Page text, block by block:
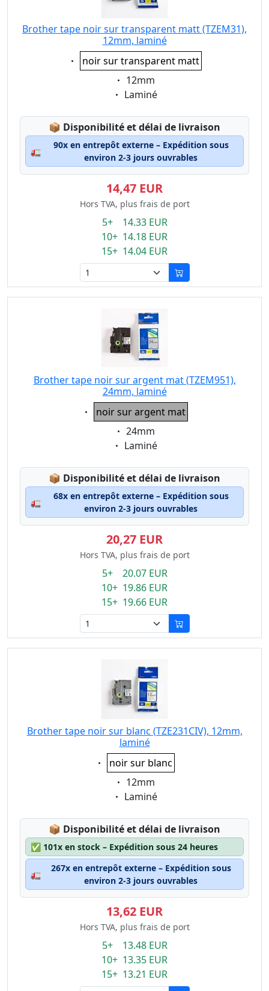
Brother tape noir sur transparent matt (TZEM31),
12mm, laminé
Eigenschaft:
noir sur transparent matt
Eigenschaft:
12mm
Eigenschaft:
Laminé
📦 Lagerstatus:
Disponibilité et délai de livraison
🚛
90x en entrepôt externe – Expédition sous
environ 2-3 jours ouvrables
14,47 EUR
Hors TVA, plus frais de port
5+ 14.33 EUR
10+ 14.18 EUR
15+ 14.04 EUR
Brother tape noir sur argent mat (TZEM951),
24mm, laminé
Eigenschaft:
noir sur argent mat
Eigenschaft:
24mm
Eigenschaft:
Laminé
📦 Lagerstatus:
Disponibilité et délai de livraison
🚛
68x en entrepôt externe – Expédition sous
environ 2-3 jours ouvrables
20,27 EUR
Hors TVA, plus frais de port
5+ 20.07 EUR
10+ 19.86 EUR
15+ 19.66 EUR
Brother tape noir sur blanc (TZE231CIV), 12mm,
laminé
Eigenschaft:
noir sur blanc
Eigenschaft:
12mm
Eigenschaft:
Laminé
📦 Lagerstatus:
Disponibilité et délai de livraison
✅ 101x en stock – Expédition sous 24 heures
🚛
267x en entrepôt externe – Expédition sous
environ 2-3 jours ouvrables
13,62 EUR
Hors TVA, plus frais de port
5+ 13.48 EUR
10+ 13.35 EUR
15+ 13.21 EUR